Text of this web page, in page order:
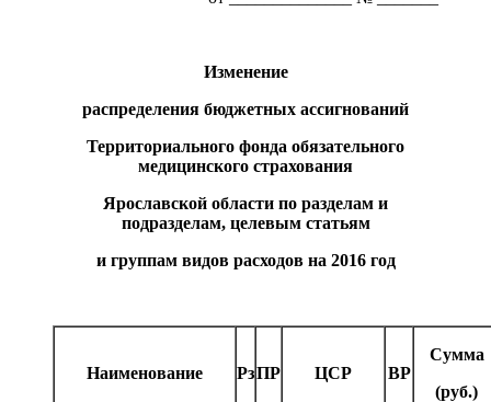
Изменение
распределения бюджетных ассигнований
Территориального фонда обязательного
медицинского страхования
Ярославской области по разделам и
подразделам, целевым статьям
и группам видов расходов на 2016 год
Наименование РзПР ЦСР ВР
Сумма
(руб.)